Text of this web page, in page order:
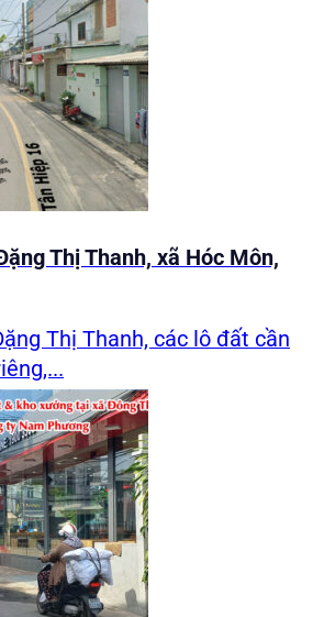
Thị Thanh, xã Hóc Môn,
Thị Thanh, các lô đất cần